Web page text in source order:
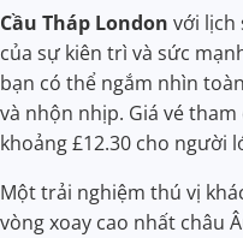
Cầu Tháp London với lịch
của sự kiên trì và sức
bạn có thể ngắm nhìn
và nhộn nhịp. Giá vé
khoảng £12.30 cho người
Một trải nghiệm thú vị
vòng xoay cao nhất châu